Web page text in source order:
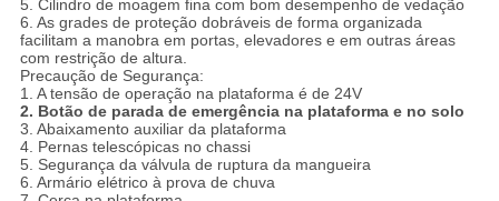
5. Cilindro de moagem fina com bom desempenho de vedação
6. As grades de proteção dobráveis ​​de forma organizada
facilitam a manobra em portas, elevadores e em outras áreas
com restrição de altura.
Precaução de Segurança:
1. A tensão de operação na plataforma é de 24V
2. Botão de parada de emergência na plataforma e no solo
3. Abaixamento auxiliar da plataforma
4. Pernas telescópicas no chassi
5. Segurança da válvula de ruptura da mangueira
6. Armário elétrico à prova de chuva